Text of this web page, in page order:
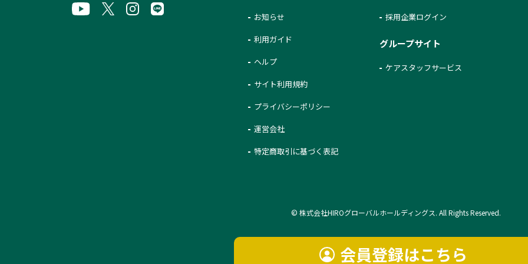
会員登録はこちら
お知らせ
利用ガイド
ヘルプ
サイト利用規約
プライバシーポリシー
運営会社
特定商取引に基づく表記
採用企業ログイン
グループサイト
ケアスタッフサービス
© 株式会社HIROグローバルホールディングス. All Rights Reserved.